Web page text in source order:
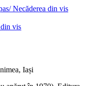
din vis